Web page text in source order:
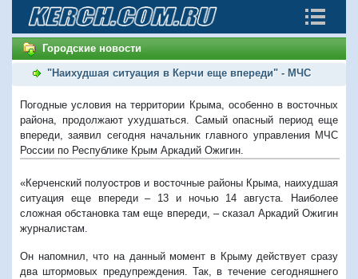
Городские новости
"Наихудшая ситуация в Керчи еще впереди" - МЧС
Погодные условия на территории Крыма, особенно в восточных
района, продолжают ухудшаться. Самый опасный период еще
впереди, заявил сегодня начальник главного управления МЧС
России по Республике Крым Аркадий Ожигин.
«Керченский полуостров и восточные районы Крыма, наихудшая
ситуация еще впереди – 13 и ночью 14 августа. Наиболее
сложная обстановка там еще впереди, – сказал Аркадий Ожигин
журналистам.
Он напомнил, что на данный момент в Крыму действует сразу
два штормовых предупреждения. Так, в течение сегодняшнего